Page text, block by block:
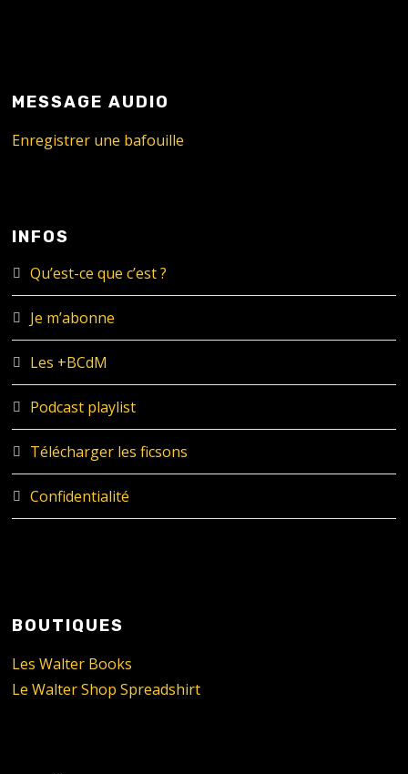
MESSAGE AUDIO
Enregistrer une bafouille
INFOS
Qu’est-ce que c’est ?
Je m’abonne
Les +BCdM
Podcast playlist
Télécharger les ficsons
Confidentialité
BOUTIQUES
Les Walter Books
Le Walter Shop Spreadshirt